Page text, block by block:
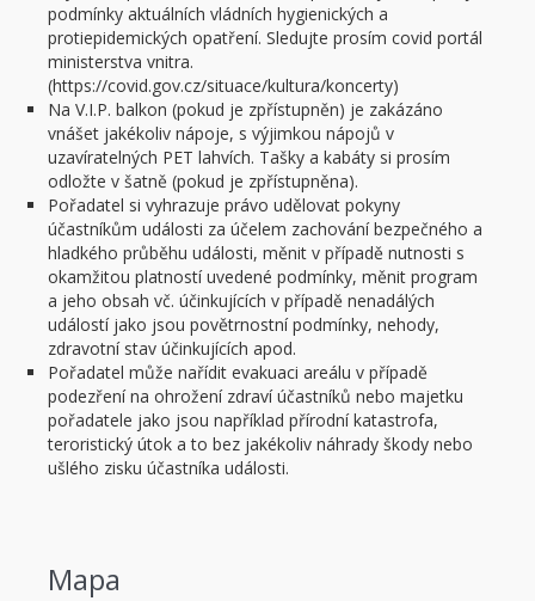
podmínky aktuálních vládních hygienických a
protiepidemických opatření. Sledujte prosím covid portál
ministerstva vnitra.
(https://covid.gov.cz/situace/kultura/koncerty)
Na V.I.P. balkon (pokud je zpřístupněn) je zakázáno
vnášet jakékoliv nápoje, s výjimkou nápojů v
uzavíratelných PET lahvích. Tašky a kabáty si prosím
odložte v šatně (pokud je zpřístupněna).
Pořadatel si vyhrazuje právo udělovat pokyny
účastníkům události za účelem zachování bezpečného a
hladkého průběhu události, měnit v případě nutnosti s
okamžitou platností uvedené podmínky, měnit program
a jeho obsah vč. účinkujících v případě nenadálých
událostí jako jsou povětrnostní podmínky, nehody,
zdravotní stav účinkujících apod.
Pořadatel může nařídit evakuaci areálu v případě
podezření na ohrožení zdraví účastníků nebo majetku
pořadatele jako jsou například přírodní katastrofa,
teroristický útok a to bez jakékoliv náhrady škody nebo
ušlého zisku účastníka události.
Mapa